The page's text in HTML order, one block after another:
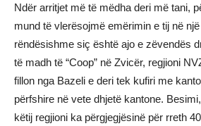
Ndër arritjet më të mëdha deri më tani,
mund të vlerësojmë emërimin e tij në
rëndësishme siç është ajo e zëvendës
të madh të “Coop” në Zvicër, regjioni
fillon nga Bazeli e deri tek kufiri me
përfshire në vete dhjetë kantone.
këtij regjioni ka përgjegjësinë për rreth